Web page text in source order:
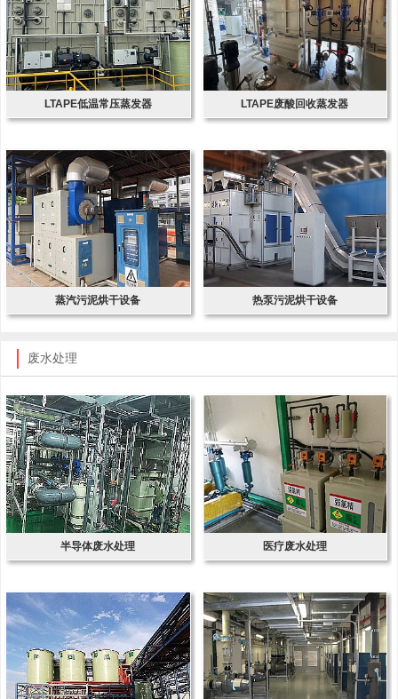
LTAPE低温常压蒸发器 LTAPE废酸回收蒸发器
蒸汽污泥烘干设备 热泵污泥烘干设备
废水处理
半导体废水处理 医疗废水处理